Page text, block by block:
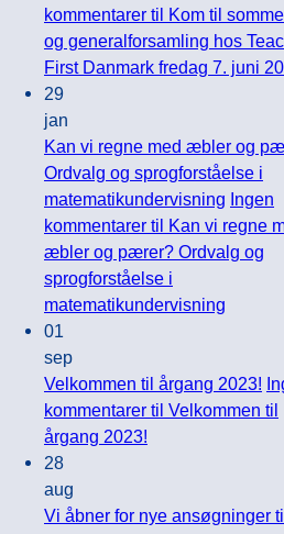
kommentarer til Kom til
og generalforsamling hos
First Danmark fredag 7. juni
29
jan
Kan vi regne med æbler og
Ordvalg og sprogforståelse i
matematikundervisning Ingen
kommentarer til Kan vi regne
æbler og pærer? Ordvalg og
sprogforståelse i
matematikundervisning
01
sep
Velkommen til årgang 2023!
kommentarer til Velkommen til
årgang 2023!
28
aug
Vi åbner for nye ansøgninger